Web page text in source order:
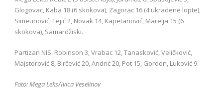
Glogovac, Kaba 18 (6 skokova), Zagorac 16 (4 ukradene lopte),
Simeunović, Tejić 2, Novak 14, Kapetanović, Marelja 15 (6
skokova), Samardžiski.
Partizan NIS: Robinson 3, Vrabac 12, Tanasković, Veličković,
Majstorović 8, Birčević 20, Andrić 20, Pot 15, Gordon, Luković 9.
Foto: Mega Leks/Ivica Veselinov